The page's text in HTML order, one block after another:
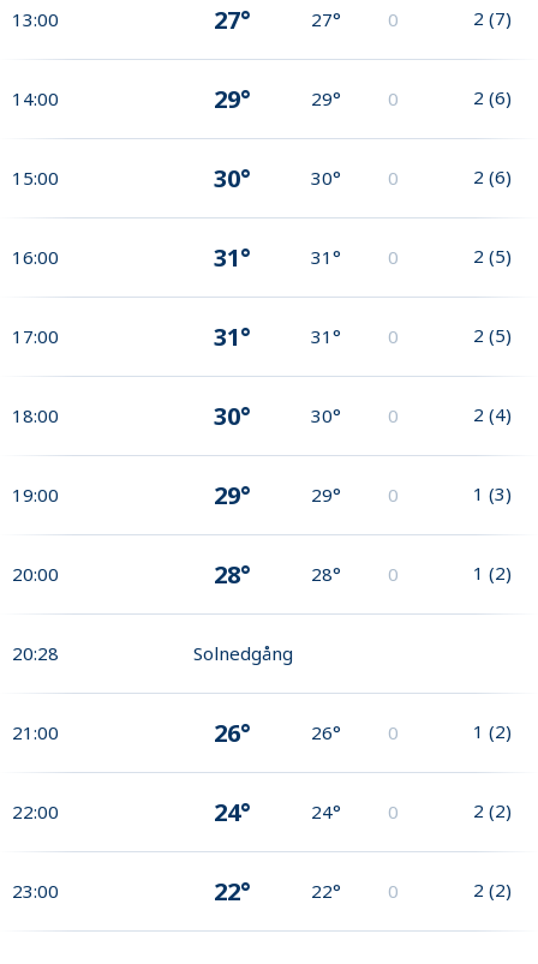
13:00 27° 27° 0 2 (7)
14:00 29° 29° 0 2 (6)
15:00 30° 30° 0 2 (6)
16:00 31° 31° 0 2 (5)
17:00 31° 31° 0 2 (5)
18:00 30° 30° 0 2 (4)
19:00 29° 29° 0 1 (3)
20:00 28° 28° 0 1 (2)
20:28 Solnedgång
21:00 26° 26° 0 1 (2)
22:00 24° 24° 0 2 (2)
23:00 22° 22° 0 2 (2)